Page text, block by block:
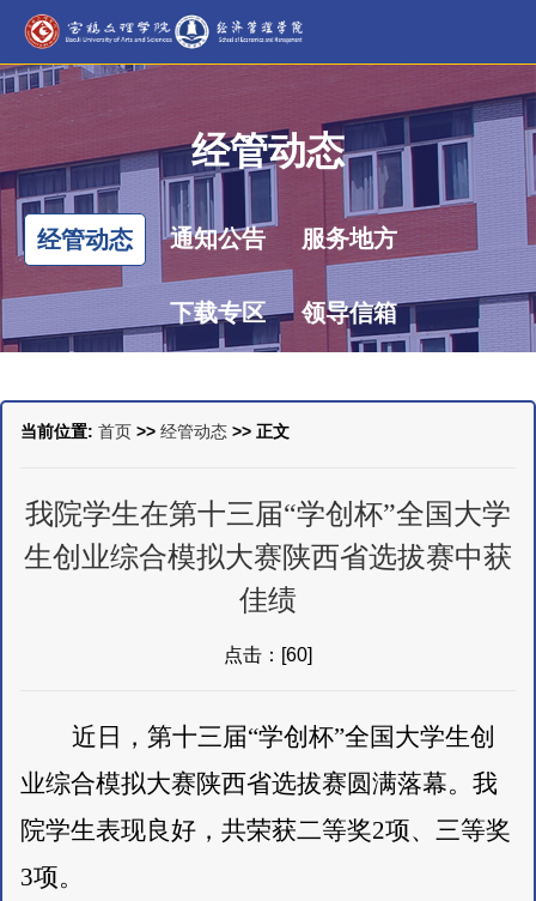
经管动态
经管动态 通知公告 服务地方
下载专区 领导信箱
当前位置: 首页 >> 经管动态 >> 正文
我院学生在第十三届“学创杯”全国大学
生创业综合模拟大赛陕西省选拔赛中获
佳绩
点击：[60]
近日 ，第十三届“学创杯”全国大学生创
业综合模拟大赛陕西省选拔赛圆满落幕。我
院学生表现良好 ， 共荣获二等奖2项、三等奖
3项。